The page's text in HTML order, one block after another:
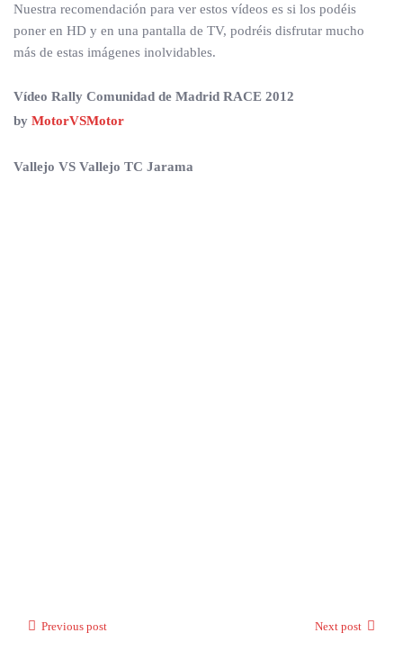
Nuestra recomendación para ver estos vídeos es si los podéis
poner en HD y en una pantalla de TV, podréis disfrutar mucho
más de estas imágenes inolvidables.
Vídeo Rally Comunidad de Madrid RACE 2012
by MotorVSMotor
Vallejo VS Vallejo TC Jarama
Previous post Next post